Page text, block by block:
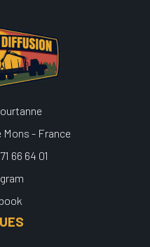
Mons - France
66 64 01